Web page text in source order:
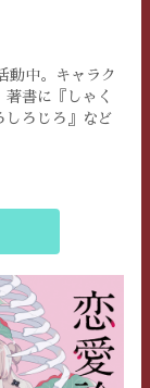
動中。キャラク
書に『しゃく
しろじろ』など